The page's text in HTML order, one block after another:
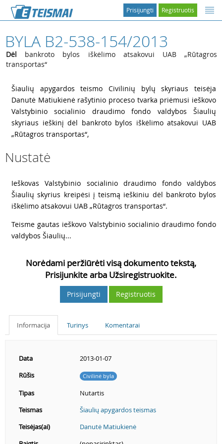
Registruotis
Prisijungti
BYLA B2-538-154/2013
Dėl bankroto bylos iškėlimo atsakovui UAB „Rūtagros
transportas“
Šiaulių apygardos teismo Civilinių bylų skyriaus teisėja
Danutė Matiukienė rašytinio proceso tvarka priėmusi ieškovo
Valstybinio socialinio draudimo fondo valdybos Šiaulių
skyriaus ieškinį dėl bankroto bylos iškėlimo atsakovui UAB
„Rūtagros transportas“,
Nustatė
Ieškovas Valstybinio socialinio draudimo fondo valdybos
Šiaulių skyrius kreipėsi į teismą ieškiniu dėl bankroto bylos
iškėlimo atsakovui UAB „Rūtagros transportas“.
Teisme gautas ieškovo Valstybinio socialinio draudimo fondo
valdybos Šiaulių...
Norėdami peržiūrėti visą dokumento tekstą,
Prisijunkite arba Užsiregistruokite.
Prisijungti Registruotis
Informacija Turinys Komentarai
Data
2013-01-07
Rūšis
Civilinė byla
Tipas
Nutartis
Teismas
Šiaulių apygardos teismas
Teisėjas(ai)
Danutė Matiukienė